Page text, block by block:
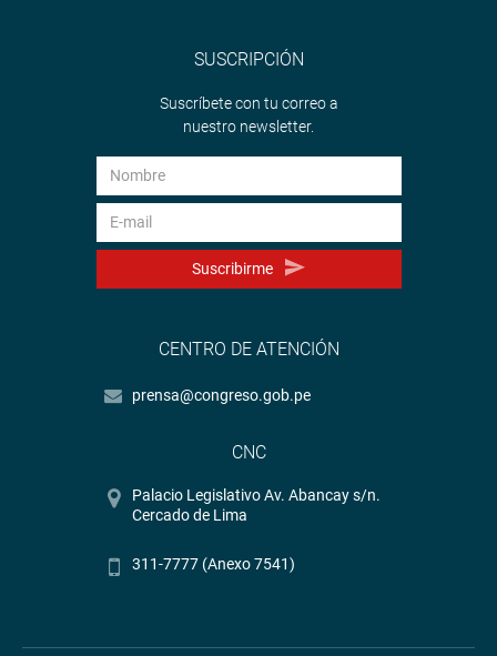
SUSCRIPCIÓN
Suscríbete con tu correo a
nuestro newsletter.
Suscribirme
CENTRO DE ATENCIÓN
prensa@congreso.gob.pe
CNC
Palacio Legislativo Av. Abancay s/n.
Cercado de Lima
311-7777 (Anexo 7541)